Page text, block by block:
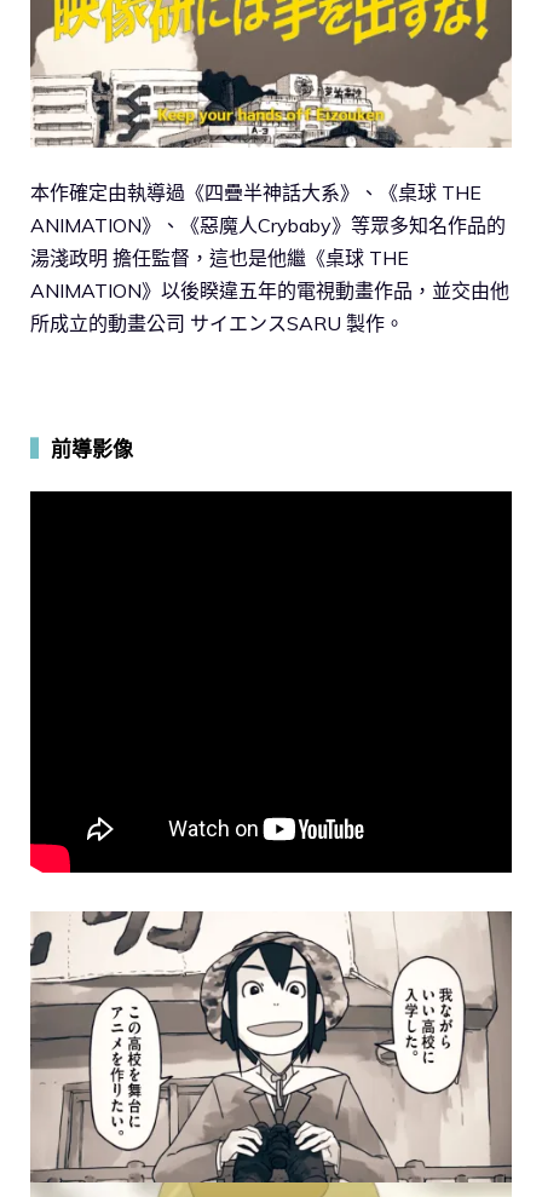
本作確定由執導過《四疊半神話大系》、《桌球 THE
ANIMATION》、《惡魔人Crybaby》等眾多知名作品的
湯淺政明 擔任監督，這也是他繼《桌球 THE
ANIMATION》以後睽違五年的電視動畫作品，並交由他
所成立的動畫公司 サイエンスSARU 製作。
前導影像